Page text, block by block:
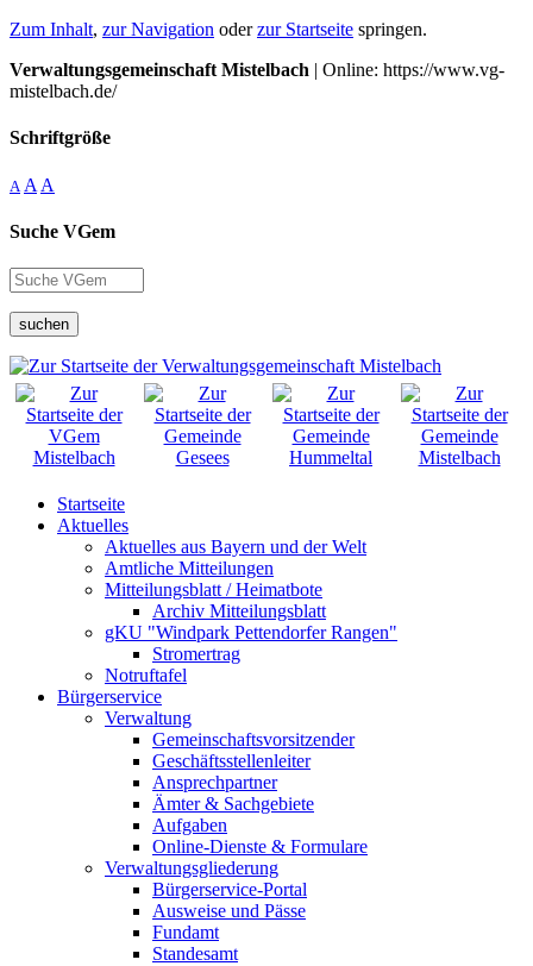
Zum Inhalt, zur Navigation oderzur Startseite springen.
Verwaltungsgemeinschaft Mistelbach | Online: https://www.vg-
mistelbach.de/
Schriftgröße
A A A
Suche VGem
suchen
Startseite
Aktuelles
Aktuelles aus Bayern und der Welt
Amtliche Mitteilungen
Mitteilungsblatt / Heimatbote
Archiv Mitteilungsblatt
gKU "Windpark Pettendorfer Rangen"
Stromertrag
Notruftafel
Bürgerservice
Verwaltung
Gemeinschaftsvorsitzender
Geschäftsstellenleiter
Ansprechpartner
Ämter & Sachgebiete
Aufgaben
Online-Dienste & Formulare
Verwaltungsgliederung
Bürgerservice-Portal
Ausweise und Pässe
Fundamt
Standesamt